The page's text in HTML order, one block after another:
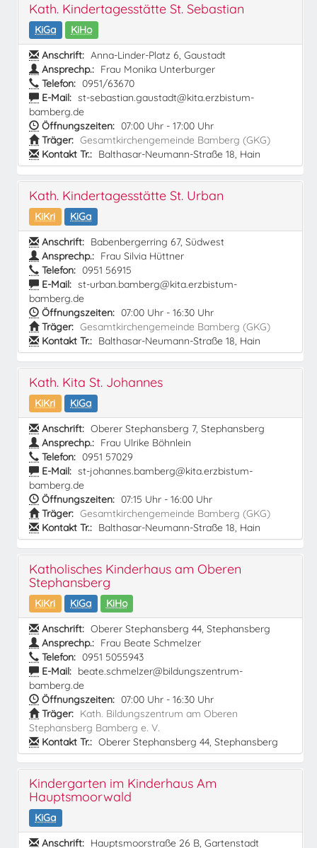
Kath. Kindertagesstätte St. Sebastian
KiGa
KiHo
Anschrift: Anna-Linder-Platz 6, Gaustadt
Ansprechp.: Frau Monika Unterburger
Telefon: 0951/63670
E-Mail: st-sebastian.gaustadt@kita.erzbistum-
bamberg.de
Öffnungszeiten: 07:00 Uhr - 17:00 Uhr
Träger: Gesamtkirchengemeinde Bamberg (GKG)
Kontakt Tr.: Balthasar-Neumann-Straße 18, Hain
Kath. Kindertagesstätte St. Urban
KiKri
KiGa
Anschrift: Babenbergerring 67, Südwest
Ansprechp.: Frau Silvia Hüttner
Telefon: 0951 56915
E-Mail: st-urban.bamberg@kita.erzbistum-
bamberg.de
Öffnungszeiten: 07:00 Uhr - 16:30 Uhr
Träger: Gesamtkirchengemeinde Bamberg (GKG)
Kontakt Tr.: Balthasar-Neumann-Straße 18, Hain
Kath. Kita St. Johannes
KiKri
KiGa
Anschrift: Oberer Stephansberg 7, Stephansberg
Ansprechp.: Frau Ulrike Böhnlein
Telefon: 0951 57029
E-Mail: st-johannes.bamberg@kita.erzbistum-
bamberg.de
Öffnungszeiten: 07:15 Uhr - 16:00 Uhr
Träger: Gesamtkirchengemeinde Bamberg (GKG)
Kontakt Tr.: Balthasar-Neumann-Straße 18, Hain
Katholisches Kinderhaus am Oberen
Stephansberg
KiKri KiGa
KiHo
Anschrift: Oberer Stephansberg 44, Stephansberg
Ansprechp.: Frau Beate Schmelzer
Telefon: 0951 5055943
E-Mail: beate.schmelzer@bildungszentrum-
bamberg.de
Öffnungszeiten: 07:00 Uhr - 16:30 Uhr
Träger: Kath. Bildungszentrum am Oberen
Stephansberg Bamberg e. V.
Kontakt Tr.: Oberer Stephansberg 44, Stephansberg
Kindergarten im Kinderhaus Am
Hauptsmoorwald
KiGa
Anschrift: Hauptsmoorstraße 26 B, Gartenstadt